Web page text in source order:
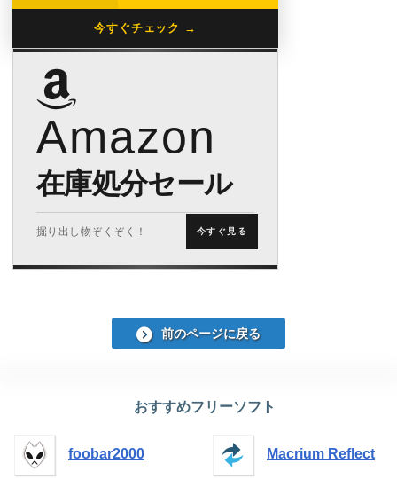
今すぐチェック →
Amazon
在庫処分セール
掘り出し物ぞくぞく！ 今すぐ見る
前のページに戻る
おすすめフリーソフト
foobar2000 Macrium Reflect